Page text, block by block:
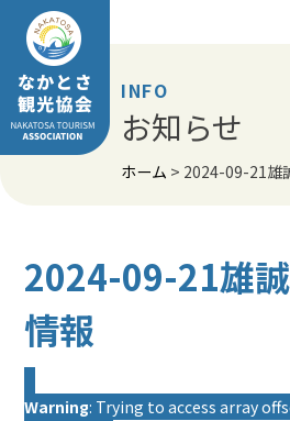
Skip
content
INFO
お知らせ
ホーム > 2024-09-21雄
2024-09-21雄
情報
Warning: Trying to access array